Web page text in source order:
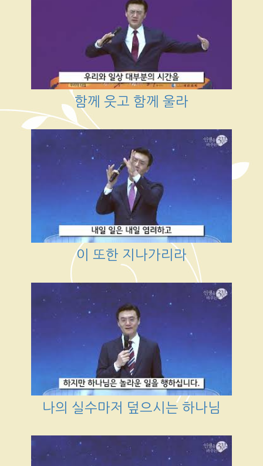
함께 웃고 함께 울라
이 또한 지나가리라
나의 실수마저 덮으시는 하나님